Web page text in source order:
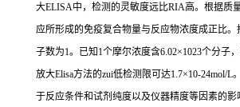
大ELISA中，检测的灵敏度远比RIA高。根据质
应所形成的免疫复合物量与反应物浓度成正比
子数为1。已知 1个摩尔浓度含6.02×1023个分子
放大Elisa方法的zui低检测限可达1.7×10-24mol/L
于反应条件和试剂纯度以及仪器精度等因素的